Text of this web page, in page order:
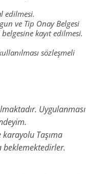
edilmesi.
ve Tip Onay Belgesi
kayıt edilmesi.
sözleşmeli
Uygulanması
Taşıma
beklemektedirler.